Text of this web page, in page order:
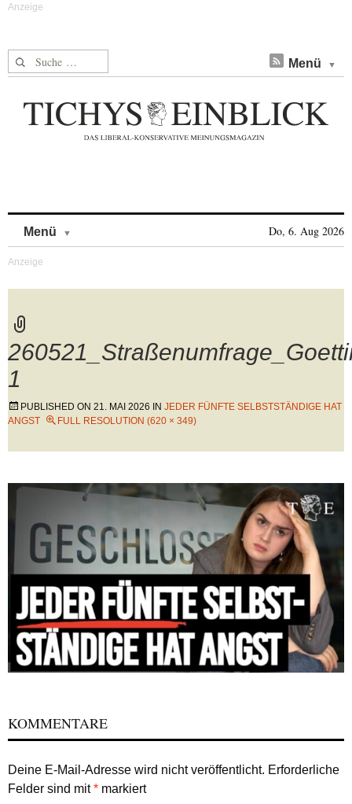
Suche nach: Menü
Menü Do, 6. Aug 2026
1
PUBLISHED ON 21. MAI 2026 IN JEDER FÜNFTE SELBSTSTÄNDIGE HAT
ANGST
FULL RESOLUTION (620 × 349)
KOMMENTARE
Deine E-Mail-Adresse wird nicht veröffentlicht. Erforderliche
Felder sind mit* markiert